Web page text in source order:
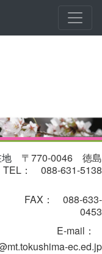
〒770-0046 徳島
TEL： 088-631-5138
088-633-
0453
：
ec.ed.jp